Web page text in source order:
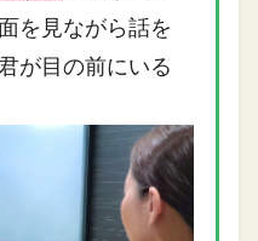
を見ながら話を
が目の前にいる